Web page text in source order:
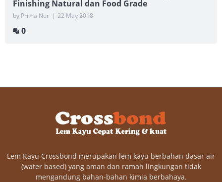
Finishing Natural dan Food Grade
by Prima Nur | 22 May 2018
0
Lem Kayu Crossbond merupakan lem kayu berbahan dasar air
(water based) yang aman dan ramah lingkungan tidak
mengandung bahan-bahan kimia berbahaya.